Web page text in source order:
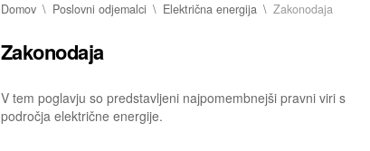
Domov Poslovni odjemalci Električna energija Zakonodaja
Zakonodaja
V tem poglavju so predstavljeni najpomembnejši pravni viri s
področja električne energije.